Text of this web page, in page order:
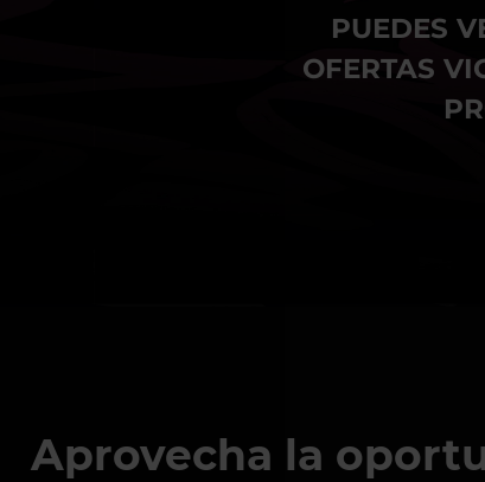
PUEDES
OFERTAS
Aprovecha la